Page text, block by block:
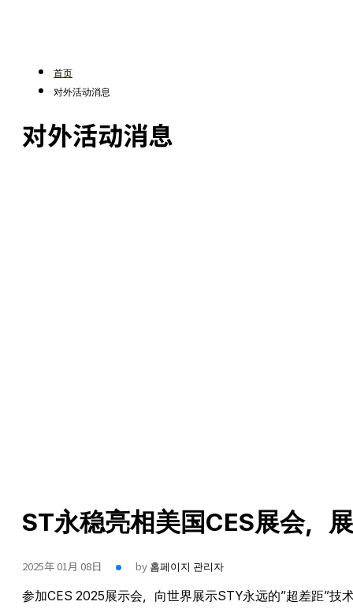
首页
对外活动消息
对外活动消息
ST永稳亮相美国CES展会，
2025年 01月 08日 by 홈페이지 관리자
参加CES 2025展示会，向世界展示STY永远的”超差距”技